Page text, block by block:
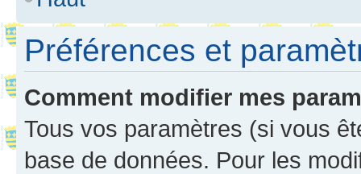
Préférences et
Comment modifier mes
Tous vos paramètres (si vous
base de données. Pour les